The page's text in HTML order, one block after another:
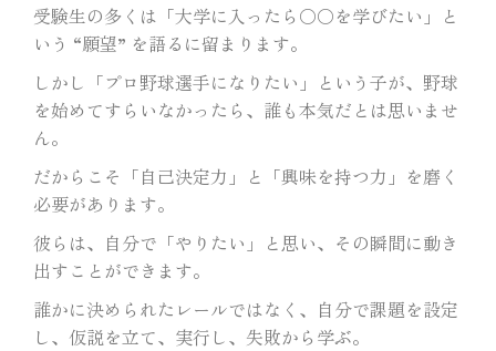
受験生の多くは「大学に入ったら〇〇を学びたい」と
いう “願望” を語るに留まります。
しかし「プロ野球選手になりたい」という子が、野球
を始めてすらいなかったら、誰も本気だとは思いませ
ん。
だからこそ「自己決定力」と「興味を持つ力」を磨く
必要があります。
彼らは、自分で「やりたい」と思い、その瞬間に動き
出すことができます。
誰かに決められたレールではなく、自分で課題を設定
し、仮説を立て、実行し、失敗から学ぶ。